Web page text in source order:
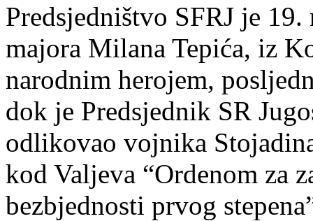
Predsjedništvo SFRJ je
majora Milana Tepića, iz
narodnim herojem,
dok je Predsjednik SR
odlikovao vojnika
kod Valjeva “Ordenom za
bezbjednosti prvog